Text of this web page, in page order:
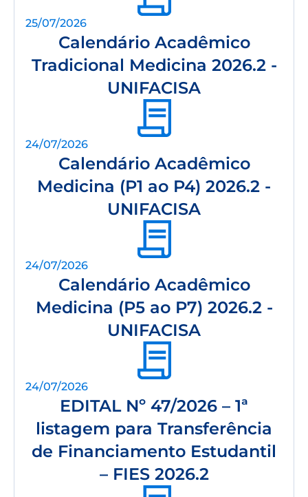
25/07/2026
Calendário Acadêmico
Tradicional Medicina 2026.2 -
UNIFACISA
24/07/2026
Calendário Acadêmico
Medicina (P1 ao P4) 2026.2 -
UNIFACISA
24/07/2026
Calendário Acadêmico
Medicina (P5 ao P7) 2026.2 -
UNIFACISA
24/07/2026
EDITAL Nº 47/2026 – 1ª
listagem para Transferência
de Financiamento Estudantil
– FIES 2026.2